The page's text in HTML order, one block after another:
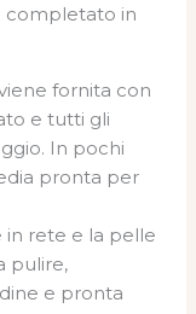
completato in
fornita con
e tutti gli
In pochi
pronta per
in rete e la pelle
pulire,
e pronta